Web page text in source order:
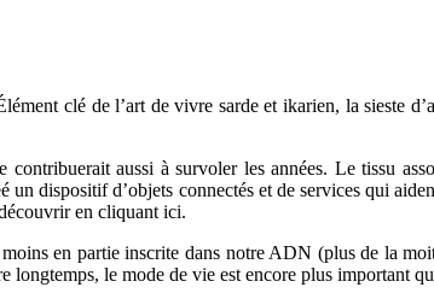
clé de l’art de vivre sarde et ikarien, la sieste
aussi à survoler les années. Le tissu
un dispositif d’objets connectés et de services qui
en cliquant ici.
en partie inscrite dans notre ADN (plus de la
le mode de vie est encore plus important